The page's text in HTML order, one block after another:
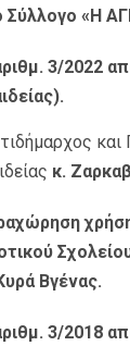
Σύλλογο «Η
3/2022
κ.
Βγένας.
3/2018